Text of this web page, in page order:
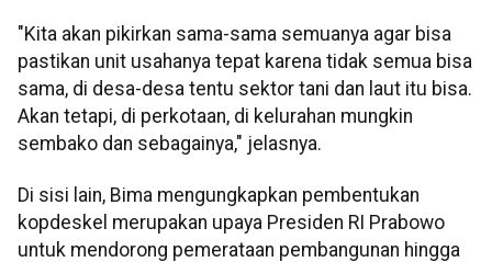
"Kita akan pikirkan sama-sama semuanya agar bisa
pastikan unit usahanya tepat karena tidak semua bisa
sama, di desa-desa tentu sektor tani dan laut itu bisa.
Akan tetapi, di perkotaan, di kelurahan mungkin
sembako dan sebagainya," jelasnya.
Di sisi lain, Bima mengungkapkan pembentukan
kopdeskel merupakan upaya Presiden RI Prabowo
untuk mendorong pemerataan pembangunan hingga